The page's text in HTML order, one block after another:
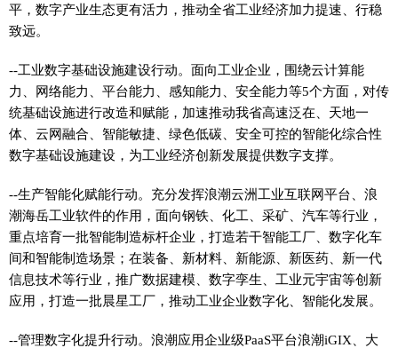
平，数字产业生态更有活力，推动全省工业经济加力提速、行稳
致远。
--工业数字基础设施建设行动。面向工业企业，围绕云计算能
力、网络能力、平台能力、感知能力、安全能力等5个方面，对传
统基础设施进行改造和赋能，加速推动我省高速泛在、天地一
体、云网融合、智能敏捷、绿色低碳、安全可控的智能化综合性
数字基础设施建设，为工业经济创新发展提供数字支撑。
--生产智能化赋能行动。充分发挥浪潮云洲工业互联网平台、浪
潮海岳工业软件的作用，面向钢铁、化工、采矿、汽车等行业，
重点培育一批智能制造标杆企业，打造若干智能工厂、数字化车
间和智能制造场景；在装备、新材料、新能源、新医药、新一代
信息技术等行业，推广数据建模、数字孪生、工业元宇宙等创新
应用，打造一批晨星工厂，推动工业企业数字化、智能化发展。
--管理数字化提升行动。浪潮应用企业级PaaS平台浪潮iGIX、大